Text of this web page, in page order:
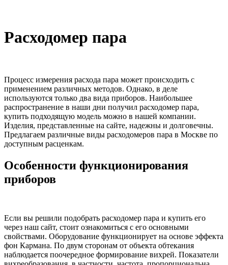
Расходомер пара
Процесс измерения расхода пара может происходить с
применением различных методов. Однако, в деле
используются только два вида приборов. Наибольшее
распространение в наши дни получил расходомер пара,
купить подходящую модель можно в нашей компании.
Изделия, представленные на сайте, надежны и долговечны.
Предлагаем различные виды расходомеров пара в Москве по
доступным расценкам.
Особенности функционирования
приборов
Если вы решили подобрать расходомер пара и купить его
через наш сайт, стоит ознакомиться с его основными
свойствами. Оборудование функционирует на основе эффекта
фон Кармана. По двум сторонам от объекта обтекания
наблюдается поочередное формирование вихрей. Показатели